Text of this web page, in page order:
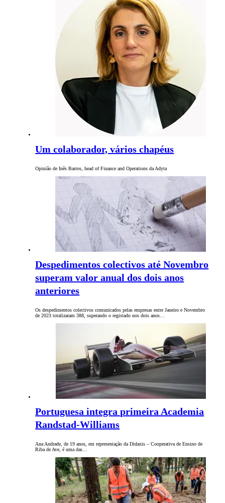
Um colaborador, vários chapéus
Opinião de Inês Barros, head of Finance and Operations da Adyta
Despedimentos colectivos até Novembro
superam valor anual dos dois anos
anteriores
Os despedimentos colectivos comunicados pelas empresas entre Janeiro e Novembro
de 2023 totalizaram 388, superando o registado nos dois anos…
Portuguesa integra primeira Academia
Randstad-Williams
Ana Andrade, de 19 anos, em representação da Didaxis – Cooperativa de Ensino de
Riba de Ave, é uma das…